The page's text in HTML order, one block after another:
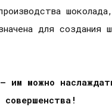
для
им можно